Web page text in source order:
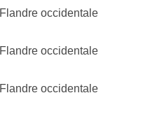
Flandre occidentale
Flandre occidentale
Flandre occidentale